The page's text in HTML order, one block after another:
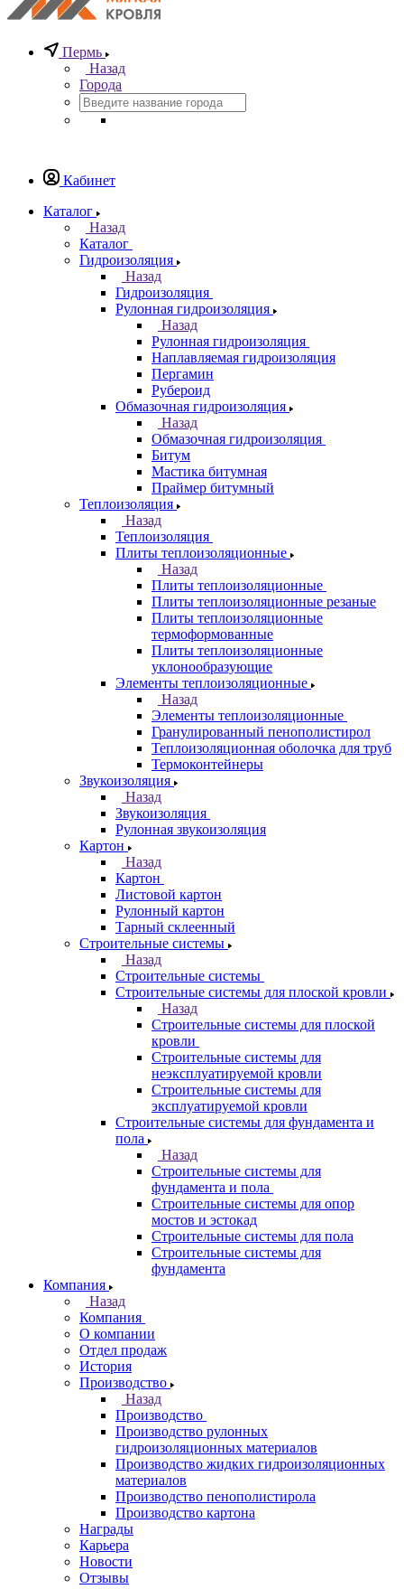
Пермь
Назад
Города
Кабинет
Каталог
Назад
Каталог
Гидроизоляция
Назад
Гидроизоляция
Рулонная гидроизоляция
Назад
Рулонная гидроизоляция
Наплавляемая гидроизоляция
Пергамин
Рубероид
Обмазочная гидроизоляция
Назад
Обмазочная гидроизоляция
Битум
Мастика битумная
Праймер битумный
Теплоизоляция
Назад
Теплоизоляция
Плиты теплоизоляционные
Назад
Плиты теплоизоляционные
Плиты теплоизоляционные резаные
Плиты теплоизоляционные
термоформованные
Плиты теплоизоляционные
уклонообразующие
Элементы теплоизоляционные
Назад
Элементы теплоизоляционные
Гранулированный пенополистирол
Теплоизоляционная оболочка для труб
Термоконтейнеры
Звукоизоляция
Назад
Звукоизоляция
Рулонная звукоизоляция
Картон
Назад
Картон
Листовой картон
Рулонный картон
Тарный склеенный
Строительные системы
Назад
Строительные системы
Строительные системы для плоской кровли
Назад
Строительные системы для плоской
кровли
Строительные системы для
неэксплуатируемой кровли
Строительные системы для
эксплуатируемой кровли
Строительные системы для фундамента и
пола
Назад
Строительные системы для
фундамента и пола
Строительные системы для опор
мостов и эстокад
Строительные системы для пола
Строительные системы для
фундамента
Компания
Назад
Компания
О компании
Отдел продаж
История
Производство
Назад
Производство
Производство рулонных
гидроизоляционных материалов
Производство жидких гидроизоляционных
материалов
Производство пенополистирола
Производство картона
Награды
Карьера
Новости
Отзывы